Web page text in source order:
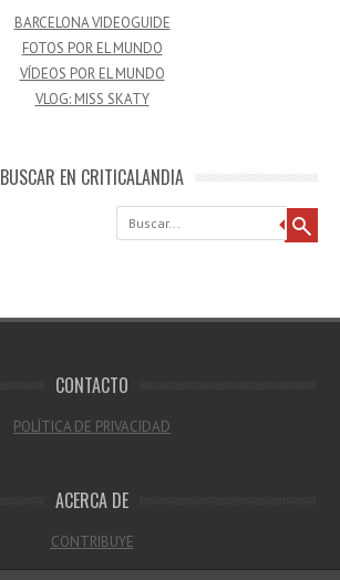
BARCELONA VIDEOGUIDE
FOTOS POR EL MUNDO
VÍDEOS POR EL MUNDO
VLOG: MISS SKATY
BUSCAR EN CRITICALANDIA
Buscar
CONTACTO
POLÍTICA DE PRIVACIDAD
ACERCA DE
CONTRIBUYE